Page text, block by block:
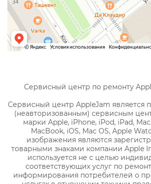
Сервисный центр по ремонту
Сервисный центр AppleJam является
(неавторизованным) сервисным
марки Apple, iPhone, iPod, iPad,
MacBook, iOS, Mac OS, Apple
изображения являются
товарными знаками компании Apple
используется не с целью
соответствующих услуг по
информирования потребителей о